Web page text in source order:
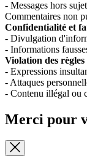
- Messages hors
Commentaires non
Confidentialité et
- Divulgation
- Informations
Violation des
- Expressions
- Attaques
- Contenu illégal ou
Merci pour